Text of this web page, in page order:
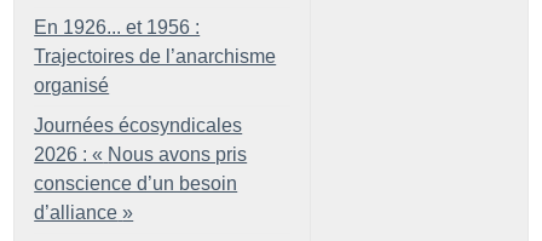
En 1926... et 1956 :
Trajectoires de l’anarchisme
organisé
Journées écosyndicales
2026 : « Nous avons pris
conscience d’un besoin
d’alliance »